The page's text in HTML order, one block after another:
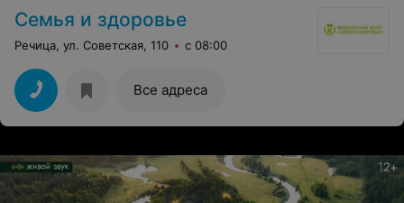
Семья и здоровье
Речица, ул. Советская, 110 с 08:00
Все адреса